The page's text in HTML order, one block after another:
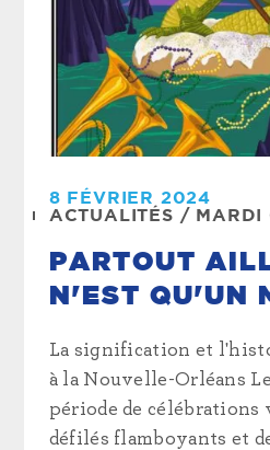
8 FÉVRIER 2024
ACTUALITÉS / MARDI
PARTOUT
N'EST QU'UN
La signification et
à la Nouvelle-Orléans
période de célébrations
défilés flamboyants et